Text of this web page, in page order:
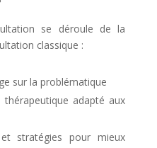
se déroule de la
classique :
sur la problématique
thérapeutique adapté aux
et stratégies pour mieux